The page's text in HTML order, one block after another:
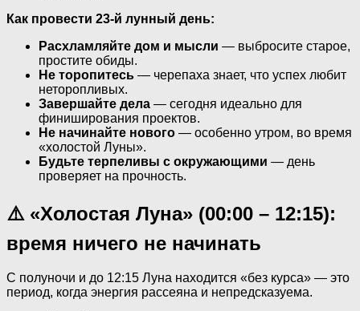
Как провести 23-й лунный день:
Расхламляйте дом и мысли — выбросите старое,
простите обиды.
Не торопитесь — черепаха знает, что успех любит
неторопливых.
Завершайте дела — сегодня идеально для
финиширования проектов.
Не начинайте нового — особенно утром, во время
«холостой Луны».
Будьте терпеливы с окружающими — день
проверяет на прочность.
⚠️ «Холостая Луна» (00:00 – 12:15):
время ничего не начинать
С полуночи и до 12:15 Луна находится «без курса» — это
период, когда энергия рассеяна и непредсказуема.